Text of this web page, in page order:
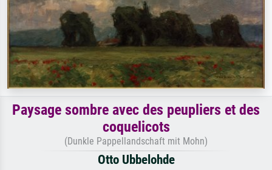
Paysage sombre avec des peupliers et des
coquelicots
(Dunkle Pappellandschaft mit Mohn)
Otto Ubbelohde